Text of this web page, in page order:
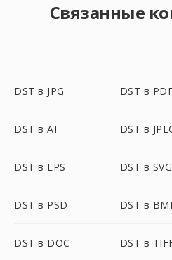
Связанные
DST в JPG DST в
DST в AI DST в
DST в EPS DST в SVG
DST в PSD DST в
DST в DOC DST в